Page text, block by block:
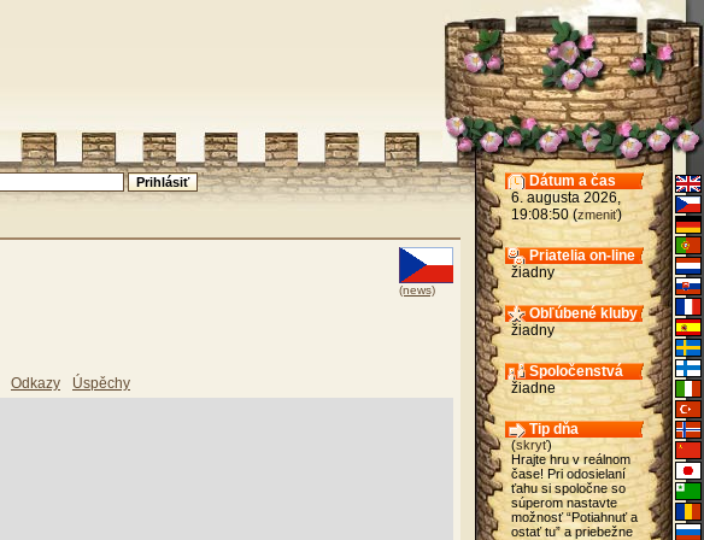
(news)
Odkazy Úspěchy
Dátum a čas
6. augusta 2026,
19:08:50 (zmeniť)
Priatelia on-line
žiadny
Obľúbené kluby
žiadny
Spoločenstvá
žiadne
Tip dňa
(skryť)
Hrajte hru v reálnom
čase! Pri odosielaní
ťahu si spoločne so
súperom nastavte
možnosť “Potiahnuť a
ostať tu” a priebežne